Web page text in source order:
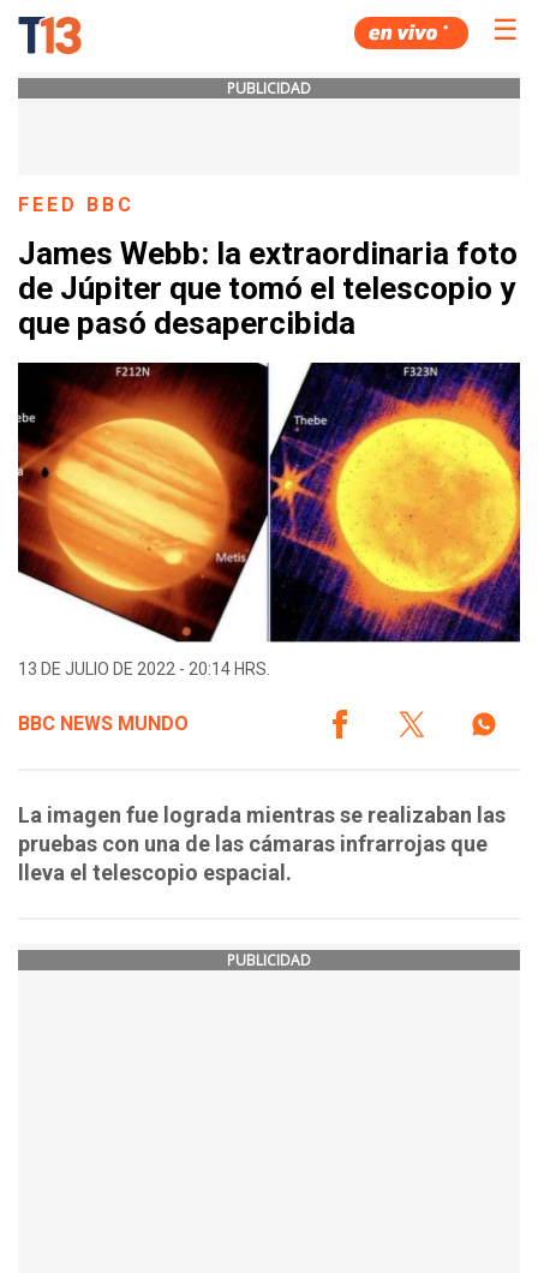
☰
PUBLICIDAD
FEED BBC
James Webb: la extraordinaria foto
de Júpiter que tomó el telescopio y
que pasó desapercibida
13 DE JULIO DE 2022 - 20:14 HRS.
BBC NEWS MUNDO
La imagen fue lograda mientras se realizaban las
pruebas con una de las cámaras infrarrojas que
lleva el telescopio espacial.
PUBLICIDAD